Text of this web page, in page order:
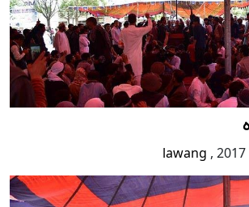
,
lawang